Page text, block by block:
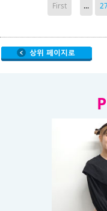
First ... 27